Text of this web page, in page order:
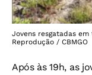
Jovens resgatadas
Reprodução / CBMGO
Após às 19h, as